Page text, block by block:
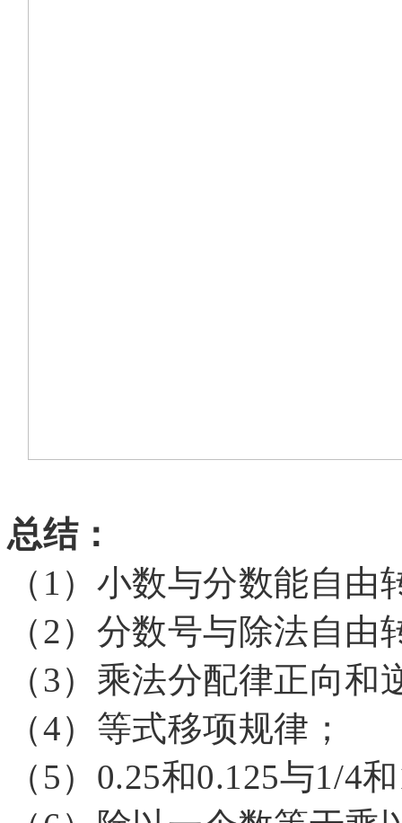
总结：
（ 1）小数与分数能自由
（2）分数号与除法自由
（3）乘法分配律正向和
（4）等式移项规律；
（ 5）0.25和0.125与1/4